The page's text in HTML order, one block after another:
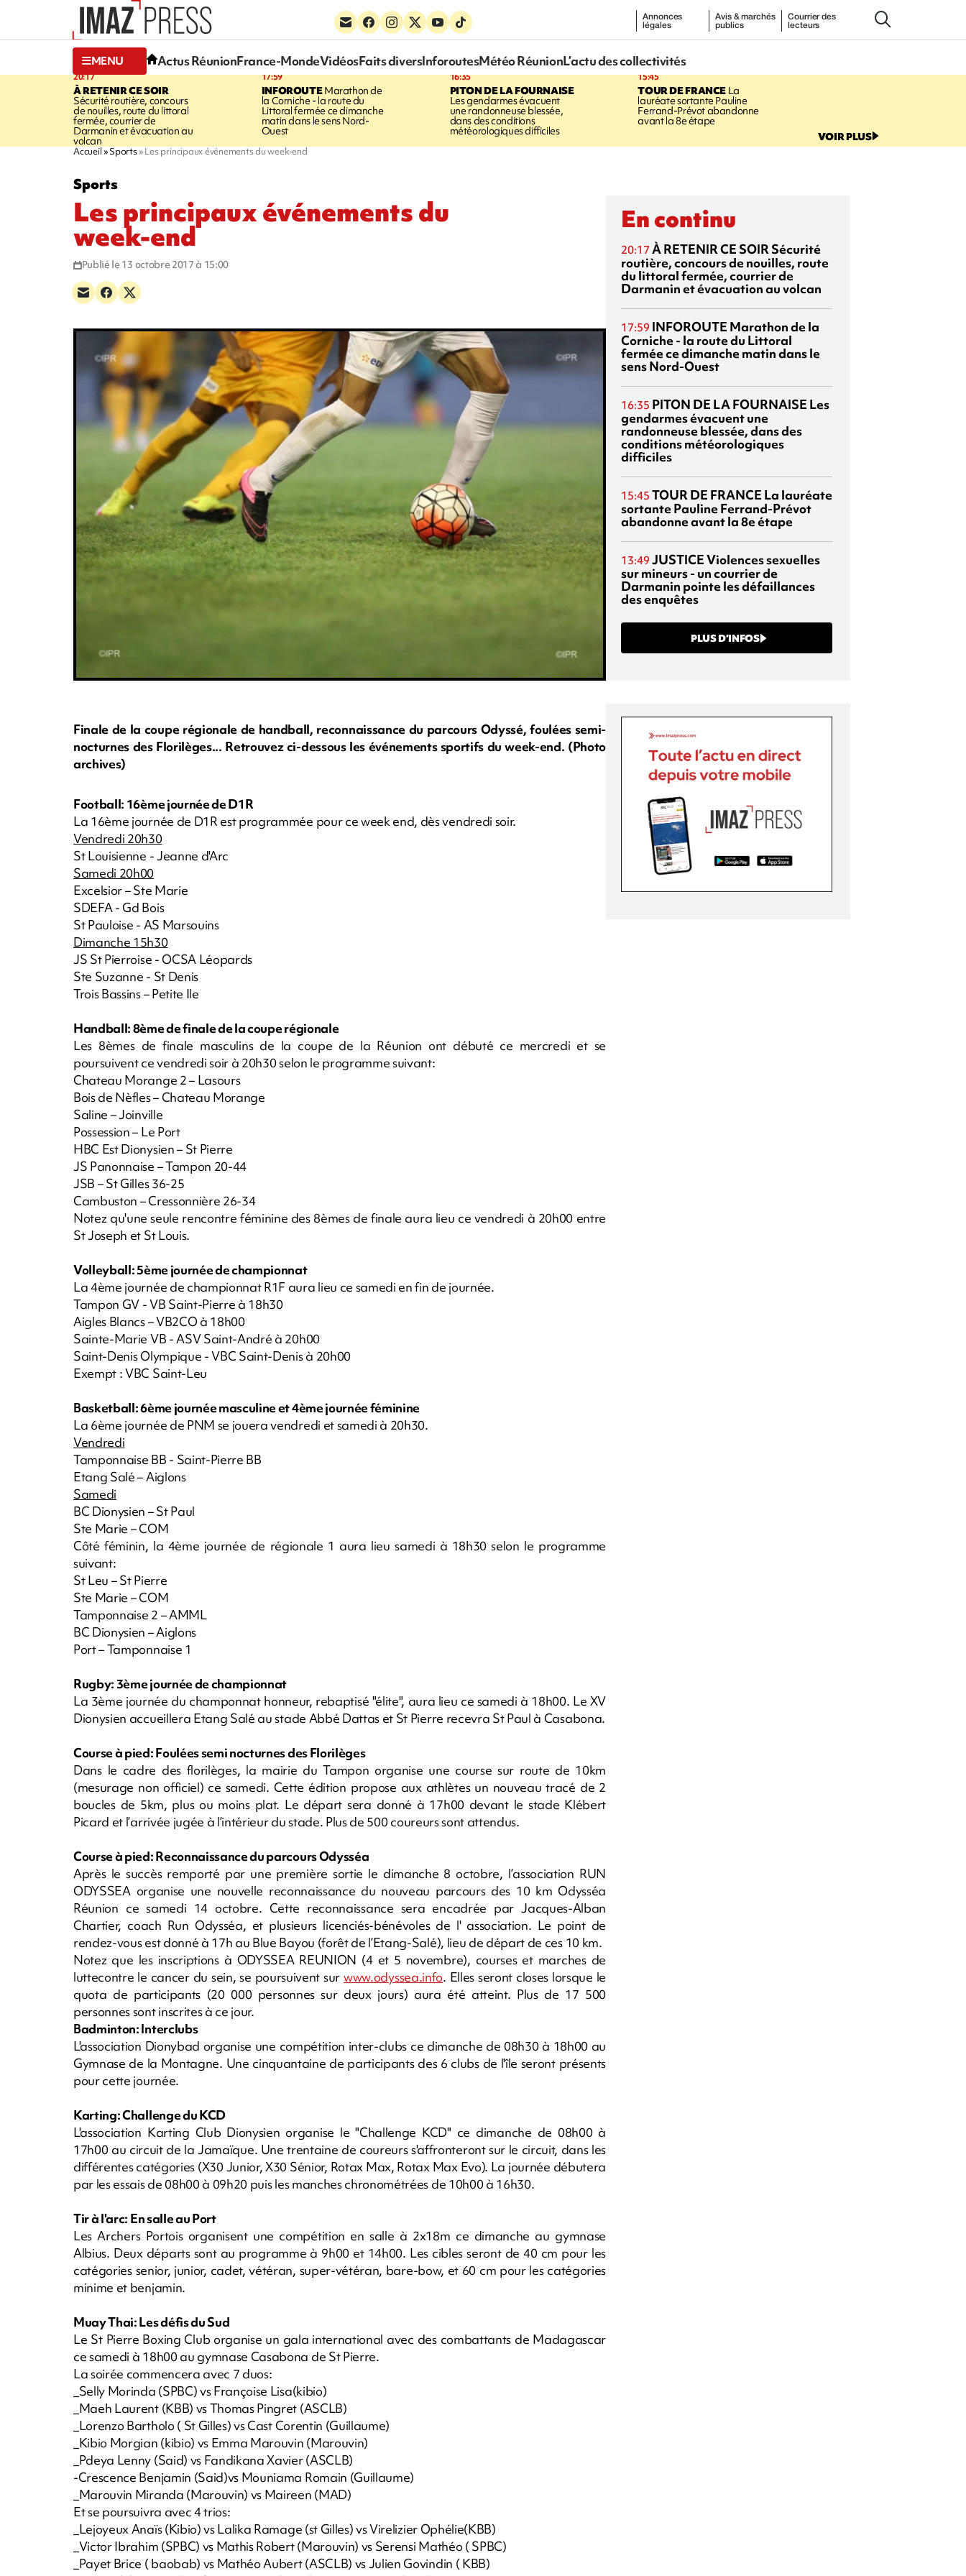
Annonces
légales
Avis & marchés
publics
Courrier des
lecteurs
MENU Actus RéunionFrance-MondeVidéosFaits diversInforoutesMétéo RéunionL’actu des collectivités
20:17
À RETENIR CE SOIR
Sécurité routière, concours
de nouilles, route du littoral
fermée, courrier de
Darmanin et évacuation au
volcan
17:59
INFOROUTEMarathon de
la Corniche - la route du
Littoral fermée ce dimanche
matin dans le sens Nord-
Ouest
16:35
PITON DE LA FOURNAISE
Les gendarmes évacuent
une randonneuse blessée,
dans des conditions
météorologiques difficiles
15:45
TOUR DE FRANCELa
lauréate sortante Pauline
Ferrand-Prévot abandonne
avant la 8e étape
VOIR PLUS
Accueil Sports Les principaux événements du week-end
Sports
Les principaux événements du
week-end
Publié le 13 octobre 2017 à 15:00
Finale de la coupe régionale de handball, reconnaissance du parcours Odyssé, foulées semi-
nocturnes des Florilèges... Retrouvez ci-dessous les événements sportifs du week-end. (Photo
archives)
Football: 16ème journée de D1R
La 16ème journée de D1R est programmée pour ce week end, dès vendredi soir.
Vendredi 20h30
St Louisienne - Jeanne d'Arc
Samedi 20h00
Excelsior – Ste Marie
SDEFA - Gd Bois
St Pauloise - AS Marsouins
Dimanche 15h30
JS St Pierroise - OCSA Léopards
Ste Suzanne - St Denis
Trois Bassins – Petite Ile
Handball: 8ème de finale de la coupe régionale
Les 8èmes de finale masculins de la coupe de la Réunion ont débuté ce mercredi et se
poursuivent ce vendredi soir à 20h30 selon le programme suivant:
Chateau Morange 2 – Lasours
Bois de Nèfles – Chateau Morange
Saline – Joinville
Possession – Le Port
HBC Est Dionysien – St Pierre
JS Panonnaise – Tampon 20-44
JSB – St Gilles 36-25
Cambuston – Cressonnière 26-34
Notez qu'une seule rencontre féminine des 8èmes de finale aura lieu ce vendredi à 20h00 entre
St Joseph et St Louis.
Volleyball: 5ème journée de championnat
La 4ème journée de championnat R1F aura lieu ce samedi en fin de journée.
Tampon GV - VB Saint-Pierre à 18h30
Aigles Blancs – VB2CO à 18h00
Sainte-Marie VB - ASV Saint-André à 20h00
Saint-Denis Olympique - VBC Saint-Denis à 20h00
Exempt : VBC Saint-Leu
Basketball: 6ème journée masculine et 4ème journée féminine
La 6ème journée de PNM se jouera vendredi et samedi à 20h30.
Vendredi
Tamponnaise BB - Saint-Pierre BB
Etang Salé – Aiglons
Samedi
BC Dionysien – St Paul
Ste Marie – COM
Côté féminin, la 4ème journée de régionale 1 aura lieu samedi à 18h30 selon le programme
suivant:
St Leu – St Pierre
Ste Marie – COM
Tamponnaise 2 – AMML
BC Dionysien – Aiglons
Port – Tamponnaise 1
Rugby: 3ème journée de championnat
La 3ème journée du champonnat honneur, rebaptisé "élite", aura lieu ce samedi à 18h00. Le XV
Dionysien accueillera Etang Salé au stade Abbé Dattas et St Pierre recevra St Paul à Casabona.
Course à pied: Foulées semi nocturnes des Florilèges
Dans le cadre des florilèges, la mairie du Tampon organise une course sur route de 10km
(mesurage non officiel) ce samedi. Cette édition propose aux athlètes un nouveau tracé de 2
boucles de 5km, plus ou moins plat. Le départ sera donné à 17h00 devant le stade Klébert
Picard et l’arrivée jugée à l’intérieur du stade. Plus de 500 coureurs sont attendus.
Course à pied: Reconnaissance du parcours Odysséa
Après le succès remporté par une première sortie le dimanche 8 octobre, l’association RUN
ODYSSEA organise une nouvelle reconnaissance du nouveau parcours des 10 km Odysséa
Réunion ce samedi 14 octobre. Cette reconnaissance sera encadrée par Jacques-Alban
Chartier, coach Run Odysséa, et plusieurs licenciés-bénévoles de l' association. Le point de
rendez-vous est donné à 17h au Blue Bayou (forêt de l’Etang-Salé), lieu de départ de ces 10 km.
Notez que les inscriptions à ODYSSEA REUNION (4 et 5 novembre), courses et marches de
luttecontre le cancer du sein, se poursuivent surwww.odyssea.info. Elles seront closes lorsque le
quota de participants (20 000 personnes sur deux jours) aura été atteint. Plus de 17 500
personnes sont inscrites à ce jour.
Badminton: Interclubs
L'association Dionybad organise une compétition inter-clubs ce dimanche de 08h30 à 18h00 au
Gymnase de la Montagne. Une cinquantaine de participants des 6 clubs de l'île seront présents
pour cette journée.
Karting: Challenge du KCD
L'association Karting Club Dionysien organise le "Challenge KCD" ce dimanche de 08h00 à
17h00 au circuit de la Jamaïque. Une trentaine de coureurs s'affronteront sur le circuit, dans les
différentes catégories (X30 Junior, X30 Sénior, Rotax Max, Rotax Max Evo). La journée débutera
par les essais de 08h00 à 09h20 puis les manches chronométrées de 10h00 à 16h30.
Tir à l'arc: En salle au Port
Les Archers Portois organisent une compétition en salle à 2x18m ce dimanche au gymnase
Albius. Deux départs sont au programme à 9h00 et 14h00. Les cibles seront de 40 cm pour les
catégories senior, junior, cadet, vétéran, super-vétéran, bare-bow, et 60 cm pour les catégories
minime et benjamin.
Muay Thai: Les défis du Sud
Le St Pierre Boxing Club organise un gala international avec des combattants de Madagascar
ce samedi à 18h00 au gymnase Casabona de St Pierre.
La soirée commencera avec 7 duos:
_Selly Morinda (SPBC) vs Françoise Lisa(kibio)
_Maeh Laurent (KBB) vs Thomas Pingret (ASCLB)
_Lorenzo Bartholo ( St Gilles) vs Cast Corentin (Guillaume)
_Kibio Morgian (kibio) vs Emma Marouvin (Marouvin)
_Pdeya Lenny (Said) vs Fandikana Xavier (ASCLB)
-Crescence Benjamin (Said)vs Mouniama Romain (Guillaume)
_Marouvin Miranda (Marouvin) vs Maireen (MAD)
Et se poursuivra avec 4 trios:
_Lejoyeux Anaïs (Kibio) vs Lalika Ramage (st Gilles) vs Virelizier Ophélie(KBB)
_Victor Ibrahim (SPBC) vs Mathis Robert (Marouvin) vs Serensi Mathéo ( SPBC)
_Payet Brice ( baobab) vs Mathéo Aubert (ASCLB) vs Julien Govindin ( KBB)
En continu
20:17 À RETENIR CE SOIR Sécurité
routière, concours de nouilles, route
du littoral fermée, courrier de
Darmanin et évacuation au volcan
17:59 INFOROUTE Marathon de la
Corniche - la route du Littoral
fermée ce dimanche matin dans le
sens Nord-Ouest
16:35 PITON DE LA FOURNAISE Les
gendarmes évacuent une
randonneuse blessée, dans des
conditions météorologiques
difficiles
15:45 TOUR DE FRANCE La lauréate
sortante Pauline Ferrand-Prévot
abandonne avant la 8e étape
13:49 JUSTICEViolences sexuelles
sur mineurs - un courrier de
Darmanin pointe les défaillances
des enquêtes
PLUS D’INFOS